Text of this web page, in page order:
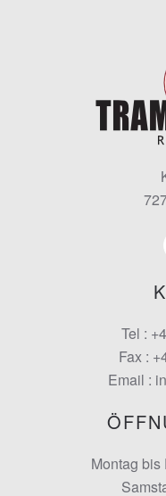
Tel :
Fax :
Email :
Montag bis